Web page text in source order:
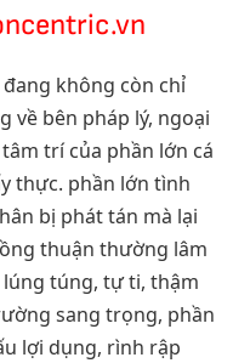
không còn chỉ
về bên pháp lý, ngoại
trí của phần lớn cá
thực. phần lớn tình
bị phát tán mà lại
thuận thường lâm
túng, tự ti, thậm
sang trọng, phần
lợi dụng, rình rập